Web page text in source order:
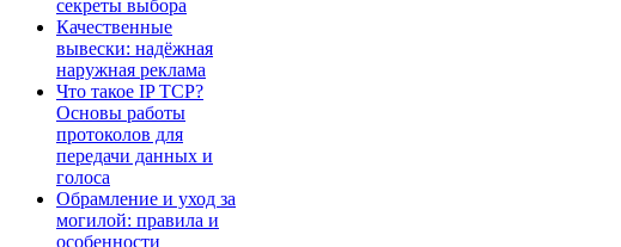
секреты выбора
Качественные
вывески: надёжная
наружная реклама
Что такое IP TCP?
Основы работы
протоколов для
передачи данных и
голоса
Обрамление и уход за
могилой: правила и
особенности